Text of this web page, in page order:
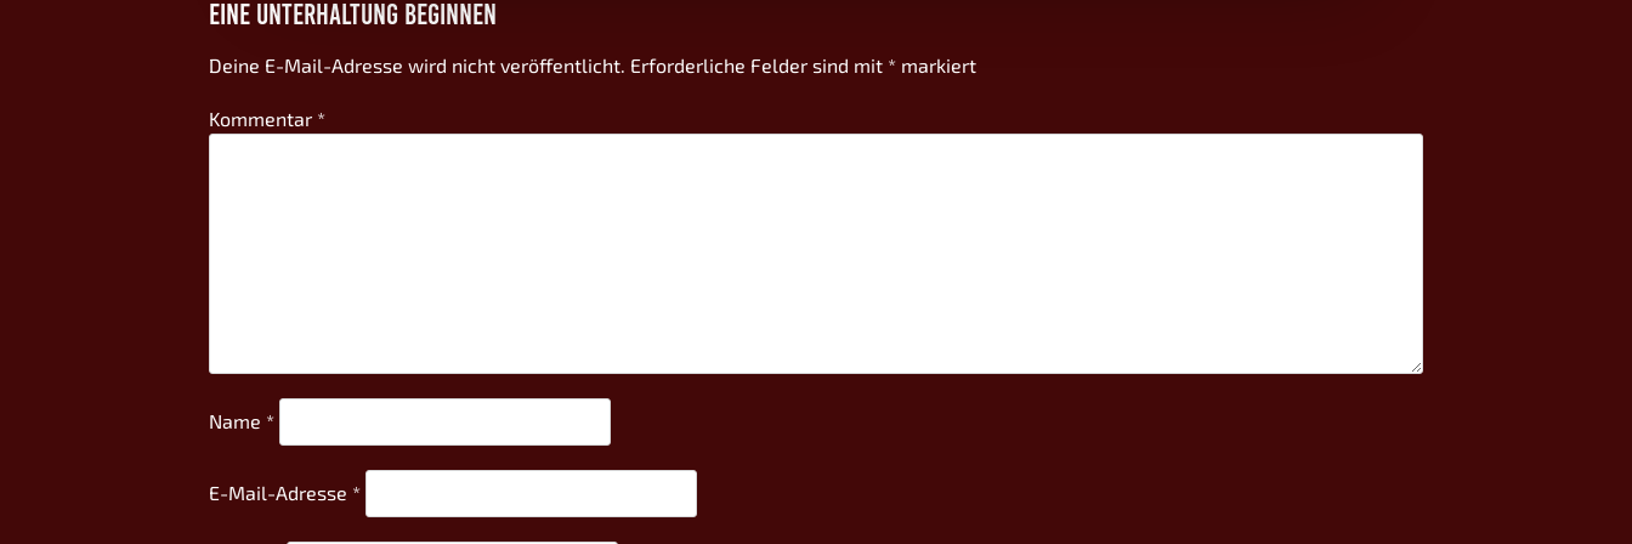
EINE UNTERHALTUNG BEGINNEN
Deine E-Mail-Adresse wird nicht veröffentlicht. Erforderliche Felder sind mit * markiert
Kommentar *
Name *
E-Mail-Adresse *